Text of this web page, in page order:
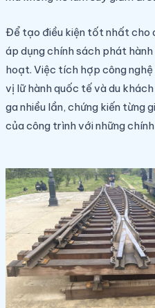
Để tạo điều kiện tốt nhất cho
áp dụng chính sách phát
hoạt. Việc tích hợp công
vị lữ hành quốc tế và du
ga nhiều lần, chứng kiến từng
của công trình với những